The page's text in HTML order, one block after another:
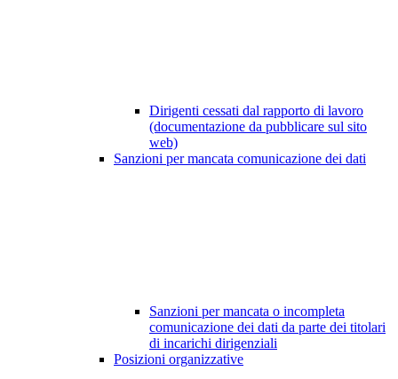
Dirigenti cessati dal rapporto di lavoro
(documentazione da pubblicare sul sito
web)
Sanzioni per mancata comunicazione dei dati
Sanzioni per mancata o incompleta
comunicazione dei dati da parte dei titolari
di incarichi dirigenziali
Posizioni organizzative